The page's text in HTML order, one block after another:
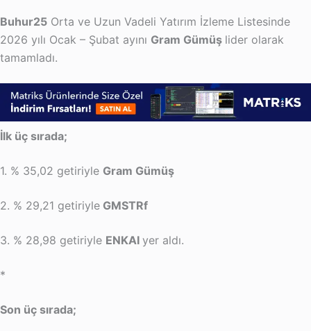
Buhur25 Orta ve Uzun Vadeli Yatırım İzleme Listesinde
2026 yılı Ocak – Şubat ayını Gram Gümüş lider olarak
tamamladı.
İlk üç sırada;
1. % 35,02 getiriyle Gram Gümüş
2. % 29,21 getiriyle GMSTRf
3. % 28,98 getiriyle ENKAI yer aldı.
*
Son üç sırada;